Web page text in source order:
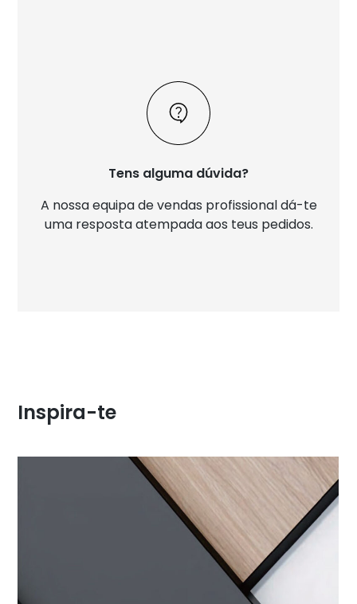
Tens alguma dúvida?
A nossa equipa de vendas profissional dá-te
uma resposta atempada aos teus pedidos.
Inspira-te